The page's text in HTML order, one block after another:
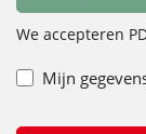
We accepteren
Mijn